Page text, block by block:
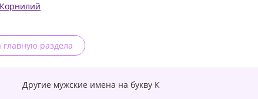
главную раздела
Другие мужские имена на букву К